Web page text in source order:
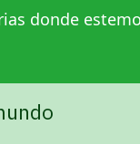
donde